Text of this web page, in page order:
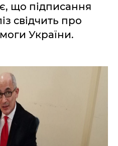
що підписання
свідчить про
України.